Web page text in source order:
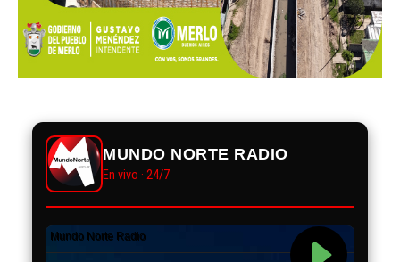
MUNDO NORTE RADIO
En vivo · 24/7